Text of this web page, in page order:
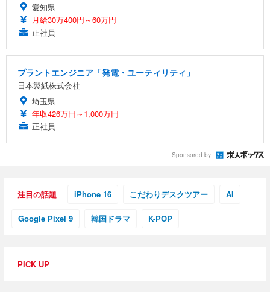
愛知県
月給30万400円～60万円
正社員
プラントエンジニア「発電・ユーティリティ」
日本製紙株式会社
埼玉県
年収426万円～1,000万円
正社員
Sponsored by
注目の話題 iPhone 16 こだわりデスクツアー AI
Google Pixel 9 韓国ドラマ K-POP
PICK UP